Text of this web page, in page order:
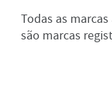
Todas as
são marcas